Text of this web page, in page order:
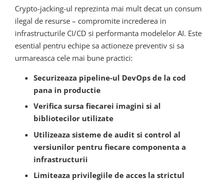
Crypto-jacking-ul reprezinta mai mult decat un consum
ilegal de resurse – compromite increderea in
infrastructurile CI/CD si performanta modelelor AI. Este
esential pentru echipe sa actioneze preventiv si sa
urmareasca cele mai bune practici:
Securizeaza pipeline-ul DevOps de la cod
pana in productie
Verifica sursa fiecarei imagini si al
bibliotecilor utilizate
Utilizeaza sisteme de audit si control al
versiunilor pentru fiecare componenta a
infrastructurii
Limiteaza privilegiile de acces la strictul